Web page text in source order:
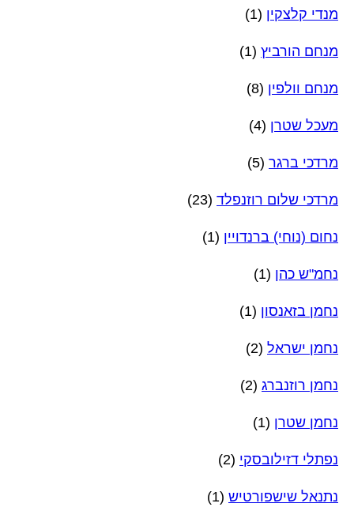
מנדי קלצקין (1)
מנחם הורביץ (1)
מנחם וולפין (8)
מעכל שטרן (4)
מרדכי ברגר (5)
מרדכי שלום רוזנפלד (23)
נחום (נוחי) ברנדויין (1)
נחמ"ש כהן (1)
נחמן בזאנסון (1)
נחמן ישראל (2)
נחמן רוזנברג (2)
נחמן שטרן (1)
נפתלי דזילובסקי (2)
נתנאל שישפורטיש (1)